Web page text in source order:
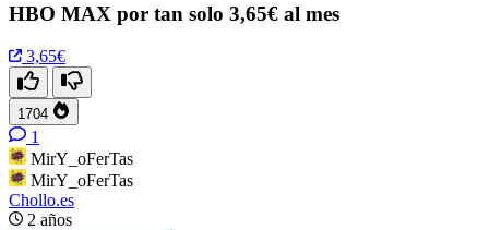
HBO MAX por tan solo 3,65€ al mes
3,65€
1704
1
MirY_oFerTas
MirY_oFerTas
Chollo.es
2 años